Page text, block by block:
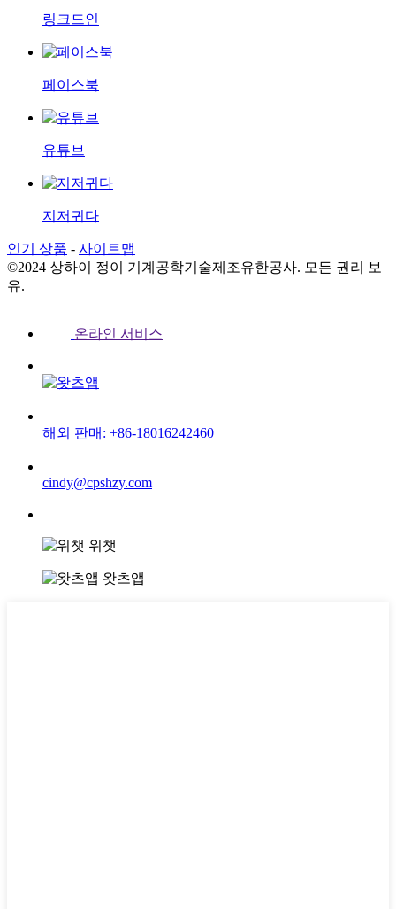
링크드인
페이스북
유튜브
지저귀다
인기 상품 - 사이트맵
©2024 상하이 정이 기계공학기술제조유한공사. 모든 권리 보
유.
온라인 서비스
해외 판매: +86-18016242460
cindy@cpshzy.com
위챗
왓츠앱